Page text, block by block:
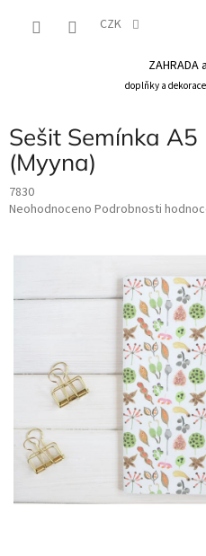
CZK
ZAHRADA
doplňky a
Sešit Semínka
(Myyna)
7830
Průměrné
je
Neohodnoceno Podrobnosti